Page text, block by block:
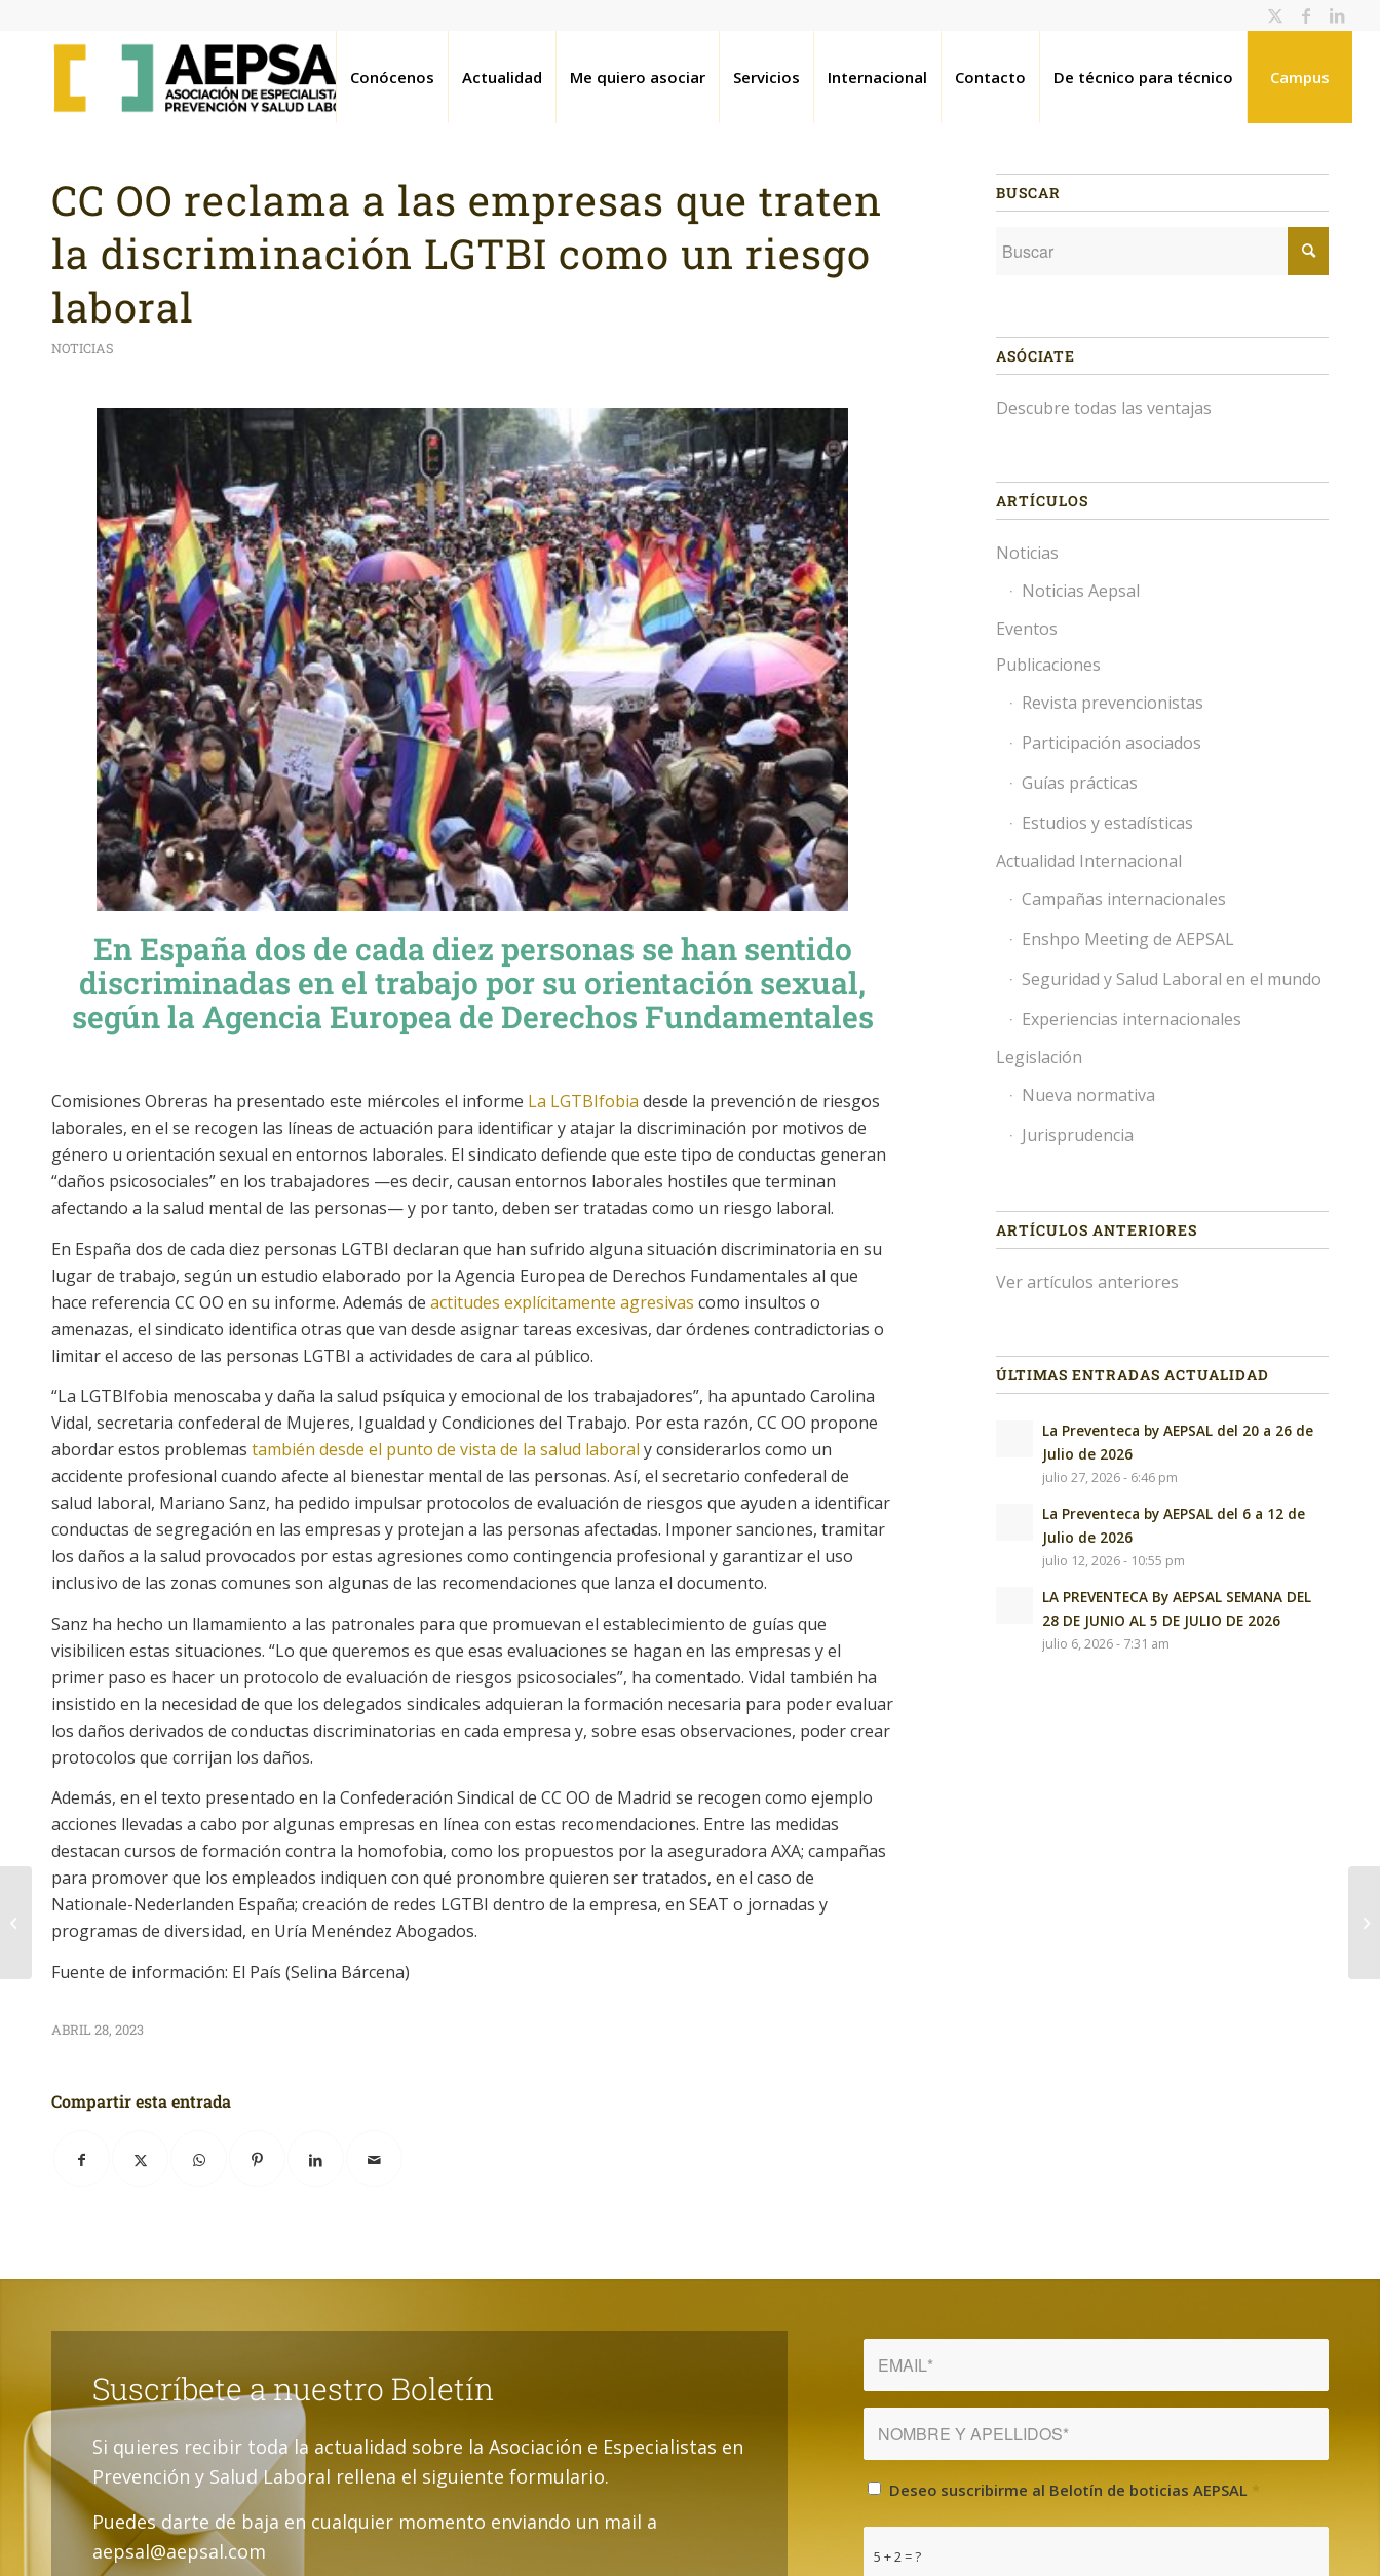
Conócenos Actualidad Me quiero asociar Servicios Internacional Contacto De técnico para técnico Campus
CC OO reclama a las empresas que traten
la discriminación LGTBI como un riesgo
laboral
NOTICIAS
En España dos de cada diez personas se han sentido
discriminadas en el trabajo por su orientación sexual,
según la Agencia Europea de Derechos Fundamentales
Comisiones Obreras ha presentado este miércoles el informe La LGTBIfobia desde la prevención de riesgos
laborales, en el se recogen las líneas de actuación para identificar y atajar la discriminación por motivos de
género u orientación sexual en entornos laborales. El sindicato defiende que este tipo de conductas generan
“daños psicosociales” en los trabajadores —es decir, causan entornos laborales hostiles que terminan
afectando a la salud mental de las personas— y por tanto, deben ser tratadas como un riesgo laboral.
En España dos de cada diez personas LGTBI declaran que han sufrido alguna situación discriminatoria en su
lugar de trabajo, según un estudio elaborado por la Agencia Europea de Derechos Fundamentales al que
hace referencia CC OO en su informe. Además de actitudes explícitamente agresivas como insultos o
amenazas, el sindicato identifica otras que van desde asignar tareas excesivas, dar órdenes contradictorias o
limitar el acceso de las personas LGTBI a actividades de cara al público.
“La LGTBIfobia menoscaba y daña la salud psíquica y emocional de los trabajadores”, ha apuntado Carolina
Vidal, secretaria confederal de Mujeres, Igualdad y Condiciones del Trabajo. Por esta razón, CC OO propone
abordar estos problemas también desde el punto de vista de la salud laboral y considerarlos como un
accidente profesional cuando afecte al bienestar mental de las personas. Así, el secretario confederal de
salud laboral, Mariano Sanz, ha pedido impulsar protocolos de evaluación de riesgos que ayuden a identificar
conductas de segregación en las empresas y protejan a las personas afectadas. Imponer sanciones, tramitar
los daños a la salud provocados por estas agresiones como contingencia profesional y garantizar el uso
inclusivo de las zonas comunes son algunas de las recomendaciones que lanza el documento.
Sanz ha hecho un llamamiento a las patronales para que promuevan el establecimiento de guías que
visibilicen estas situaciones. “Lo que queremos es que esas evaluaciones se hagan en las empresas y el
primer paso es hacer un protocolo de evaluación de riesgos psicosociales”, ha comentado. Vidal también ha
insistido en la necesidad de que los delegados sindicales adquieran la formación necesaria para poder evaluar
los daños derivados de conductas discriminatorias en cada empresa y, sobre esas observaciones, poder crear
protocolos que corrijan los daños.
Además, en el texto presentado en la Confederación Sindical de CC OO de Madrid se recogen como ejemplo
acciones llevadas a cabo por algunas empresas en línea con estas recomendaciones. Entre las medidas
destacan cursos de formación contra la homofobia, como los propuestos por la aseguradora AXA; campañas
para promover que los empleados indiquen con qué pronombre quieren ser tratados, en el caso de
Nationale-Nederlanden España; creación de redes LGTBI dentro de la empresa, en SEAT o jornadas y
programas de diversidad, en Uría Menéndez Abogados.
Fuente de información: El País (Selina Bárcena)
ABRIL 28, 2023
Compartir esta entrada
BUSCAR
ASÓCIATE
Descubre todas las ventajas
ARTÍCULOS
Noticias
Noticias Aepsal
Eventos
Publicaciones
Revista prevencionistas
Participación asociados
Guías prácticas
Estudios y estadísticas
Actualidad Internacional
Campañas internacionales
Enshpo Meeting de AEPSAL
Seguridad y Salud Laboral en el mundo
Experiencias internacionales
Legislación
Nueva normativa
Jurisprudencia
ARTÍCULOS ANTERIORES
Ver artículos anteriores
ÚLTIMAS ENTRADAS ACTUALIDAD
La Preventeca by AEPSAL del 20 a 26 de
Julio de 2026
julio 27, 2026 - 6:46 pm
La Preventeca by AEPSAL del 6 a 12 de
Julio de 2026
julio 12, 2026 - 10:55 pm
LA PREVENTECA By AEPSAL SEMANA DEL
28 DE JUNIO AL 5 DE JULIO DE 2026
julio 6, 2026 - 7:31 am
Suscríbete a nuestro Boletín
Si quieres recibir toda la actualidad sobre la Asociación e Especialistas en
Prevención y Salud Laboral rellena el siguiente formulario.
Puedes darte de baja en cualquier momento enviando un mail a
aepsal@aepsal.com
Deseo suscribirme al Belotín de boticias AEPSAL *
5 + 2 = ?
Plataforma Elevadora
Móvil